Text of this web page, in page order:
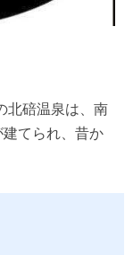
北碚温泉は、南
てられ、昔か